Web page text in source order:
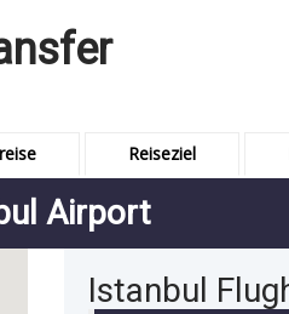
Reiseziel
Airport
Istanbul